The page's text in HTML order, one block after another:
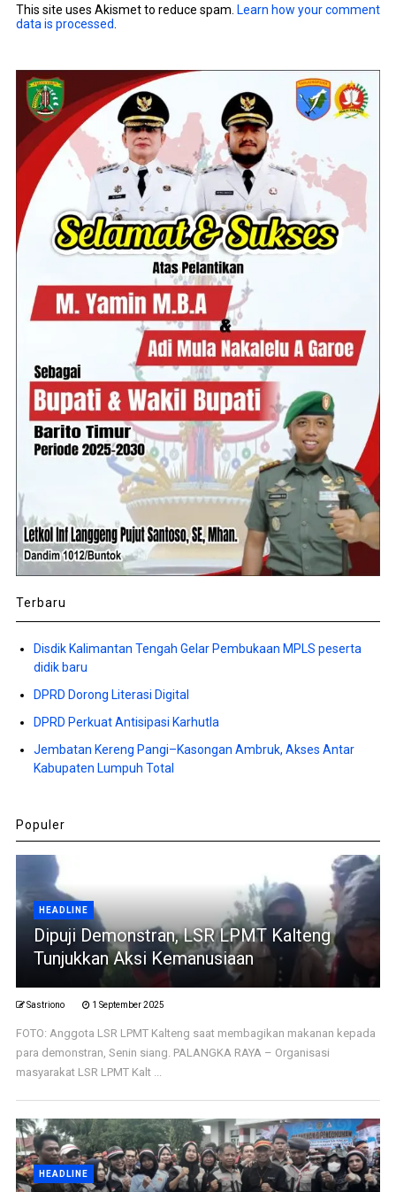
This site uses Akismet to reduce spam. Learn how your comment
data is processed
Terbaru
Disdik Kalimantan Tengah Gelar Pembukaan MPLS peserta
didik baru
DPRD Dorong Literasi Digital
DPRD Perkuat Antisipasi Karhutla
Jembatan Kereng Pangi–Kasongan Ambruk, Akses Antar
Kabupaten Lumpuh Total
Populer
HEADLINE
Dipuji Demonstran, LSR LPMT Kalteng
Tunjukkan Aksi Kemanusiaan
Sastriono 1 September 2025
FOTO: Anggota LSR LPMT Kalteng saat membagikan makanan kepada
para demonstran, Senin siang. PALANGKA RAYA – Organisasi
masyarakat LSR LPMT Kalt ...
HEADLINE